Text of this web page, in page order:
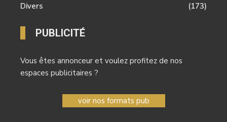
Divers
(173)
PUBLICITÉ
Vous êtes annonceur et voulez profitez de nos
espaces publicitaires ?
voir nos formats pub